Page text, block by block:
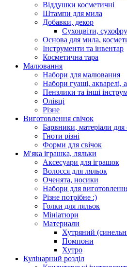
Віддушки косметичні
Штампи для мила
Добавки, декор
Сухоцвіти,
Основа для мила,
Інструменти та інвентар
Косметична тара
Малювання
Набори для малювання
Набори гуаші, акварелі,
Пензлики та інші
Олівці
Різне
Виготовлення свічок
Барвники, матеріали для
Гноти різні
Форми для свічок
М'яка іграшка, ляльки
Аксесуари для іграшок
Волосся для ляльок
Оченята, носики
Набори для
Різне потрібне :)
Голки для ляльок
Мініатюри
Материали
Хутряний
Помпони
Хутро
Кулінарний розділ